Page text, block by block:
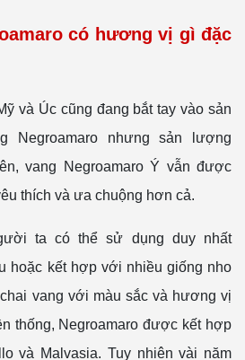
có hương vị gì đặc
và Úc cũng đang bắt tay vào sản
Negroamaro nhưng sản lượng
vang Negroamaro Ý vẫn được
thích và ưa chuộng hơn cả.
ta có thể sử dụng duy nhất
hoặc kết hợp với nhiều giống nho
vang với màu sắc và hương vị
thống, Negroamaro được kết hợp
và Malvasia. Tuy nhiên vài năm